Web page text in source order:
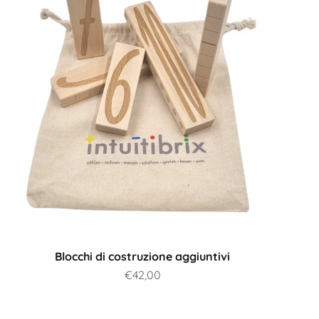
Blocchi di costruzione aggiuntivi
Prezzo scontato
€42,00